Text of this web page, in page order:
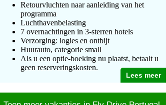
Retourvluchten naar aanleiding van het
programma
Luchthavenbelasting
7 overnachtingen in 3-sterren hotels
Verzorging: logies en ontbijt
Huurauto, categorie small
Als u een optie-boeking nu plaatst, betaalt u
geen reserveringskosten.
Lees meer